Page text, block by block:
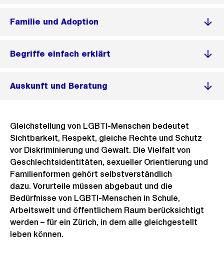
Familie und Adoption
Begriffe einfach erklärt
Auskunft und Beratung
Gleichstellung von LGBTI-Menschen bedeutet
Sichtbarkeit, Respekt, gleiche Rechte und Schutz
vor Diskriminierung und Gewalt. Die Vielfalt von
Geschlechtsidentitäten, sexueller Orientierung und
Familienformen gehört selbstverständlich
dazu. Vorurteile müssen abgebaut und die
Bedürfnisse von LGBTI-Menschen in Schule,
Arbeitswelt und öffentlichem Raum berücksichtigt
werden – für ein Zürich, in dem alle gleichgestellt
leben können.